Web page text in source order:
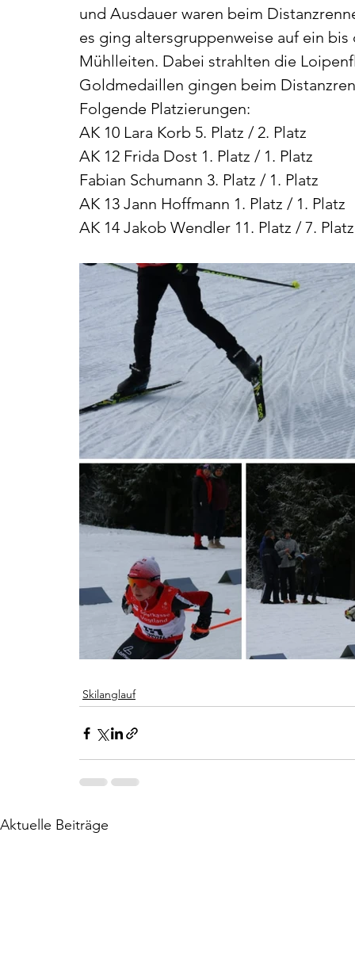
und Ausdauer waren beim
es ging altersgruppenweise auf ein
Mühlleiten. Dabei strahlten die
Goldmedaillen gingen beim
Folgende Platzierungen:
AK 10 Lara Korb 5. Platz / 2. Platz
AK 12 Frida Dost 1. Platz / 1. Platz
Fabian Schumann 3. Platz / 1. Platz
AK 13 Jann Hoffmann 1. Platz / 1. Platz
AK 14 Jakob Wendler 11. Platz / 7. Platz
Skilanglauf
Aktuelle Beiträge